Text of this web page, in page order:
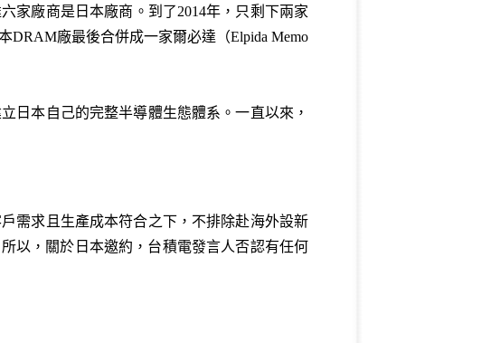
家廠商是日本廠商。到了2014年，只剩下兩家
DRAM廠最後合併成一家爾必達（Elpida Memo
日本自己的完整半導體生態體系。一直以來，
需求且生產成本符合之下，不排除赴海外設新
以，關於日本邀約，台積電發言人否認有任何